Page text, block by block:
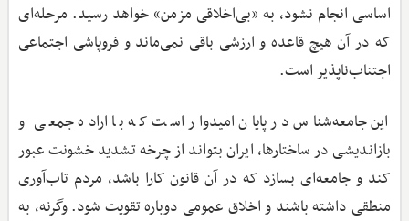
اساسی انجام نشود، به «بی‌اخلاقی مزمن» خواهد رسید. مرحله‌ای
که در آن هیچ قاعده و ارزشی باقی نمی‌ماند و فروپاشی اجتماعی
اجتناب‌ناپذیر است.
این جامعه‌شناس در پایان امیدوار است که با اراده جمعی و
بازاندیشی در ساختارها، ایران بتواند از چرخه تشدید خشونت عبور
کند و جامعه‌ای بسازد که در آن قانون کارا باشد، مردم تاب‌آوری
منطقی داشته باشند و اخلاق عمومی دوباره تقویت شود. وگرنه، به